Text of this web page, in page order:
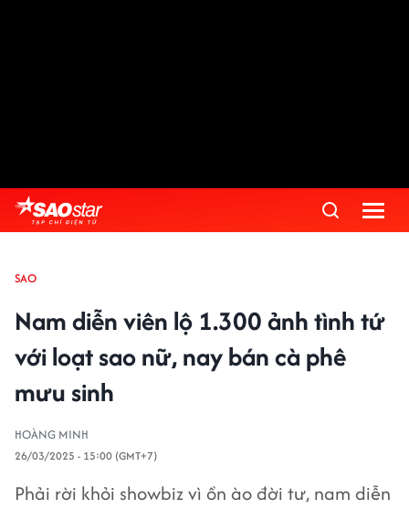
SAO
Nam diễn viên lộ 1.300 ảnh tình tứ
với loạt sao nữ, nay bán cà phê
mưu sinh
HOÀNG MINH
26/03/2025 - 15:00 (GMT+7)
Phải rời khỏi showbiz vì ồn ào đời tư, nam diễn